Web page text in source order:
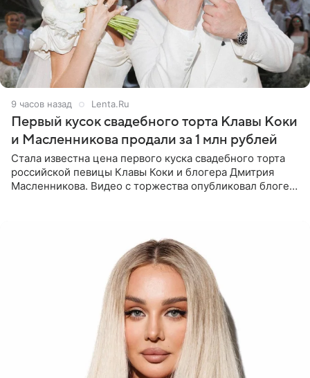
9 часов назад Lenta.Ru
Первый кусок свадебного торта Клавы Коки
и Масленникова продали за 1 млн рублей
Стала известна цена первого куска свадебного торта
российской певицы Клавы Коки и блогера Дмитрия
Масленникова. Видео с торжества опубликовал блогер